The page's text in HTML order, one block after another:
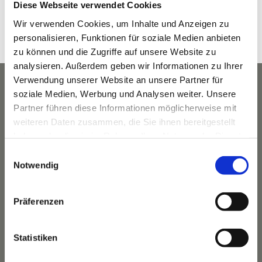
Diese Webseite verwendet Cookies
Wir verwenden Cookies, um Inhalte und Anzeigen zu
personalisieren, Funktionen für soziale Medien anbieten
zu können und die Zugriffe auf unsere Website zu
analysieren. Außerdem geben wir Informationen zu Ihrer
Verwendung unserer Website an unsere Partner für
soziale Medien, Werbung und Analysen weiter. Unsere
Partner führen diese Informationen möglicherweise mit
weiteren Daten zusammen, die Sie ihnen bereitgestellt
Notwendig
Präferenzen
Statistiken
8:30 a.m. - 9:30 a.m.
Veranstaltungskategorie:
Yoga